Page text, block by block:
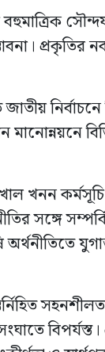
প্রকৃতির
খাল খনন
সঙ্গে
বিপর্যস্ত।